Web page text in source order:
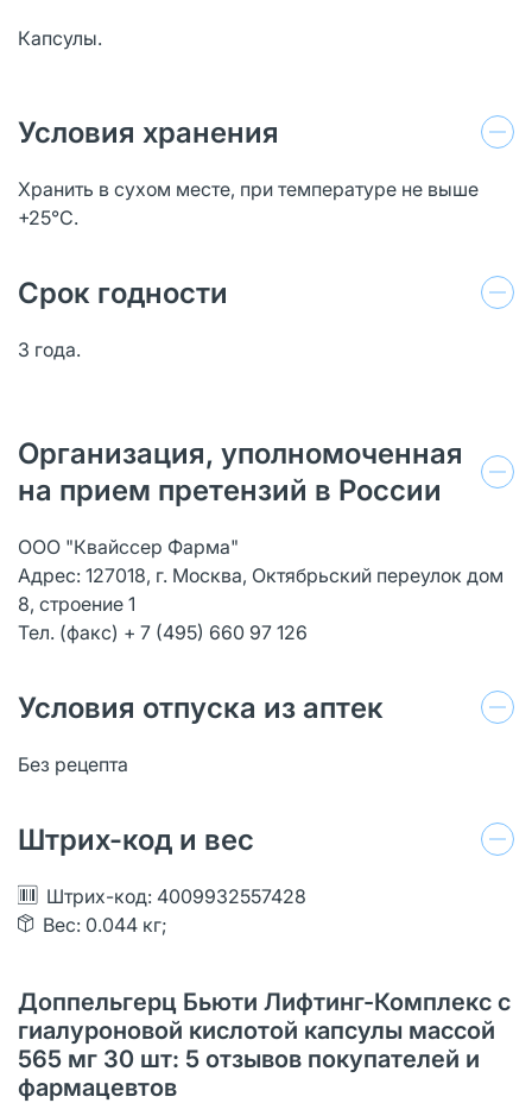
Капсулы.
Условия хранения
Хранить в сухом месте, при температуре не выше
+25°С.
Срок годности
3 года.
Организация, уполномоченная
на прием претензий в России
ООО "Квайссер Фарма"
Адрес: 127018, г. Москва, Октябрьский переулок дом
8, строение 1
Тел. (факс) + 7 (495) 660 97 126
Условия отпуска из аптек
Без рецепта
Штрих-код и вес
Штрих-код: 4009932557428
Вес: 0.044 кг;
Доппельгерц Бьюти Лифтинг-Комплекс с
гиалуроновой кислотой капсулы массой
565 мг 30 шт: 5 отзывов покупателей и
фармацевтов